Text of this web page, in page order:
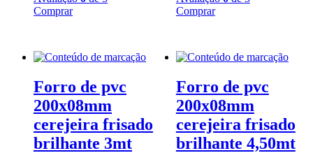
Comprar
Comprar
Forro de pvc
200x08mm
cerejeira frisado
brilhante 3mt
Forro de pvc
200x08mm
cerejeira frisado
brilhante 4,50mt